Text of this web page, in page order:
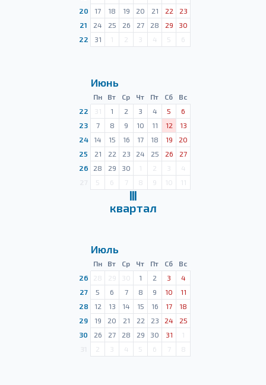
20
17 18 19 20 21 22
23
21
24 25 26 27 28 29
30
22
31 1 2 3 4 5 6
Июнь
Пн Вт Ср Чт Пт Сб
Вс
22
31 1 2 3 4 5
6
23
7 8 9 10 11 12
13
24
14 15 16 17 18 19
20
25
21 22 23 24 25 26
27
26
28 29 30 1 2 3
4
5 6 7 8 9 10 11
Ⅲ
квартал
Июль
Пн Вт Ср Чт Пт Сб
Вс
26
28 29 30 1 2 3
4
27
5 6 7 8 9 10
11
28
12 13 14 15 16 17
18
29
19 20 21 22 23 24
25
30
26 27 28 29 30 31
1
2 3 4 5 6 7 8